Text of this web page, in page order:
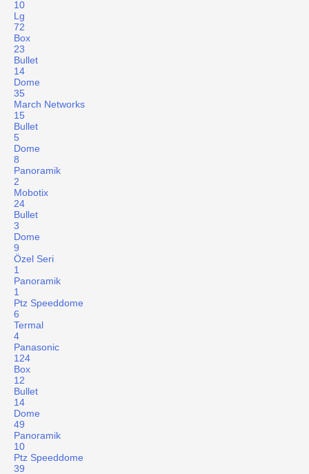
10
Lg
72
Box
23
Bullet
14
Dome
35
March Networks
15
Bullet
5
Dome
8
Panoramik
2
Mobotix
24
Bullet
3
Dome
9
Özel Seri
1
Panoramik
1
Ptz Speeddome
6
Termal
4
Panasonic
124
Box
12
Bullet
14
Dome
49
Panoramik
10
Ptz Speeddome
39